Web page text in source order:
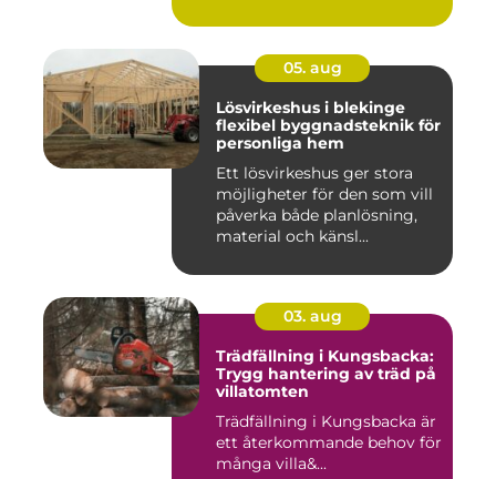
05. aug
Lösvirkeshus i blekinge
flexibel byggnadsteknik för
personliga hem
Ett lösvirkeshus ger stora
möjligheter för den som vill
påverka både planlösning,
material och känsl...
03. aug
Trädfällning i Kungsbacka:
Trygg hantering av träd på
villatomten
Trädfällning i Kungsbacka är
ett återkommande behov för
många villa&...